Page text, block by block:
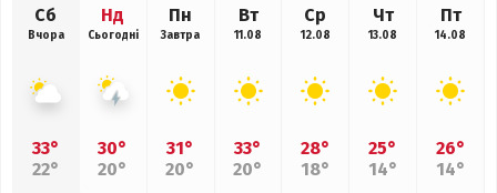
Сб
Вчора
33°
22°
Нд
Сьогодні
30°
20°
Пн
Завтра
31°
20°
Вт
11.08
33°
20°
Ср
12.08
28°
18°
Чт
13.08
25°
14°
Пт
14.08
26°
14°